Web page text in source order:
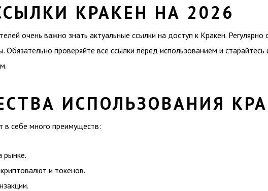
КРАКЕН НА 2026
очень важно знать актуальные ссылки на доступ к Кракен.
Обязательно проверяйте все ссылки перед использованием и
ИСПОЛЬЗОВАНИЯ
в себе много преимуществ:
рынке.
и токенов.